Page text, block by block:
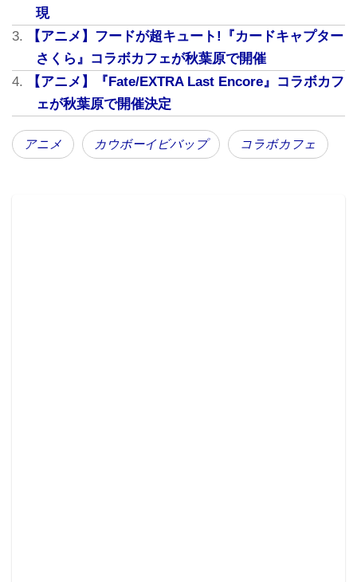
公開されたメインビジュアル
今回開催される『カウボーイビバップ』×「アニメイト
カフェ」は、2018年5月15日から6月10日までの期間限
現
【アニメ】フードが超キュート!『カードキャプター
さくら』コラボカフェが秋葉原で開催
【アニメ】『Fate/EXTRA Last Encore』コラボカフ
ェが秋葉原で開催決定
アニメ カウボーイビバップ コラボカフェ